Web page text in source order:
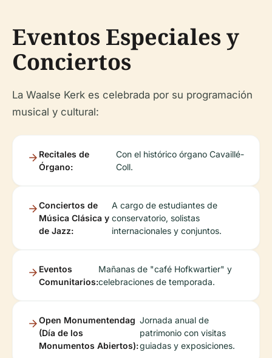
Eventos Especiales y
Conciertos
La Waalse Kerk es celebrada por su programación
musical y cultural:
Recitales de
Órgano:
Con el histórico órgano Cavaillé-
Coll.
Conciertos de
Música Clásica y
de Jazz:
A cargo de estudiantes de
conservatorio, solistas
internacionales y conjuntos.
Eventos
Comunitarios:
Mañanas de "café Hofkwartier" y
celebraciones de temporada.
Open Monumentendag
(Día de los
Monumentos Abiertos):
Jornada anual de
patrimonio con visitas
guiadas y exposiciones.